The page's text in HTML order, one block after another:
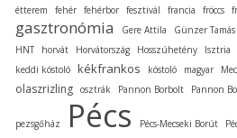
étterem
fehér fehérbor fesztivál francia fröccs
gasztronómia Gere Attila Günzer Tamás
HNT
horvát Horvátország Hosszúhetény Isztria
keddi kóstoló kékfrankos kóstoló magyar
olaszrizling osztrák Pannon Borbolt Pannon
pezsgőház Pécs Pécs-Mecseki Borút